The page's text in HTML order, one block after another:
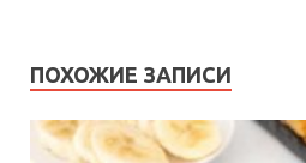
ПОХОЖИЕ ЗАПИСИ